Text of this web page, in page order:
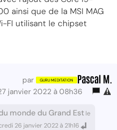
ainsi que de la MSI MAG
FI utilisant le chipset
par Pascal M.
janvier 2022 à 08h36
monde du Grand Est le
26 janvier 2022 à 21h16